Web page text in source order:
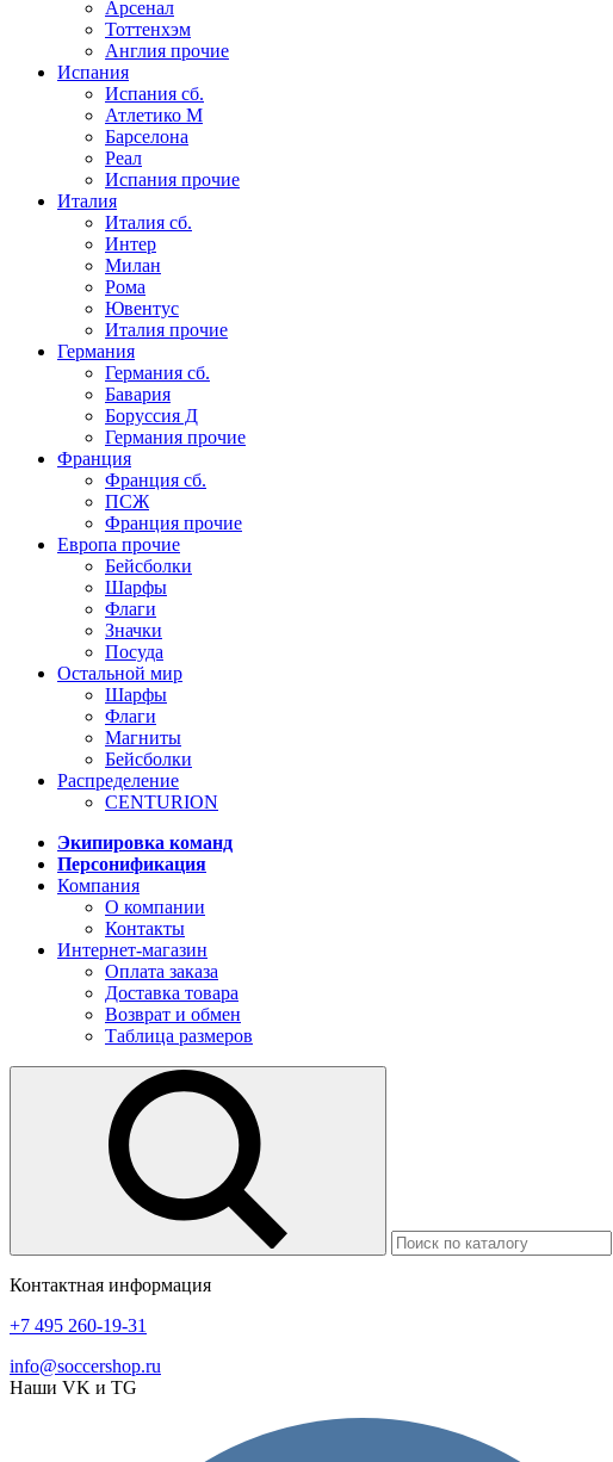
Арсенал
Тоттенхэм
Англия прочие
Испания
Испания сб.
Атлетико М
Барселона
Реал
Испания прочие
Италия
Италия сб.
Интер
Милан
Рома
Ювентус
Италия прочие
Германия
Германия сб.
Бавария
Боруссия Д
Германия прочие
Франция
Франция сб.
ПСЖ
Франция прочие
Европа прочие
Бейсболки
Шарфы
Флаги
Значки
Посуда
Остальной мир
Шарфы
Флаги
Магниты
Бейсболки
Распределение
CENTURION
Экипировка команд
Персонификация
Компания
О компании
Контакты
Интернет-магазин
Оплата заказа
Доставка товара
Возврат и обмен
Таблица размеров
Контактная информация
+7 495 260-19-31
info@soccershop.ru
Наши VK и TG